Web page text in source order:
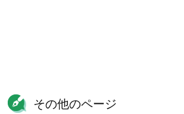
その他のページ